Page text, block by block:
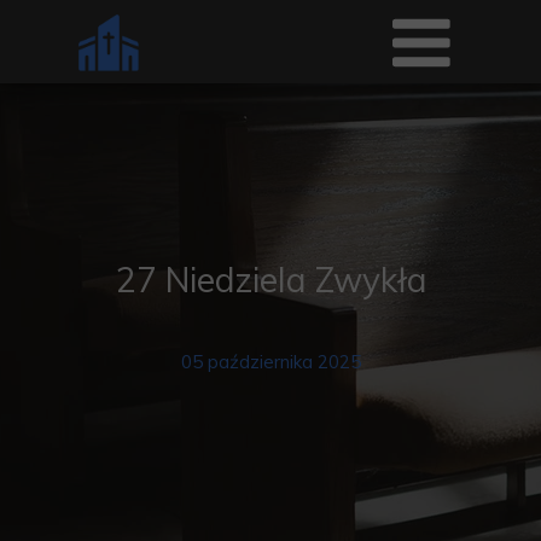
27 Niedziela Zwykła
05 października 2025